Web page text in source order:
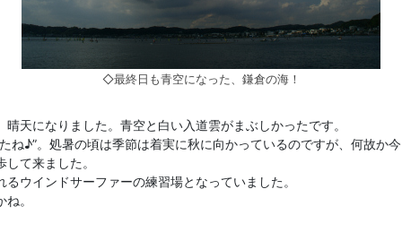
◇最終日も青空になった、鎌倉の海！
天になりました。青空と白い入道雲がまぶしかったです。
ね♪”。処暑の頃は季節は着実に秋に向かっているのですが、何故か
て来ました。
ウインドサーファーの練習場となっていました。
。